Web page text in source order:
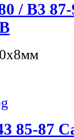
/ B3
85-87